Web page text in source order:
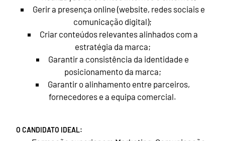
Gerir a presença online (website, redes sociais e
comunicação digital);
Criar conteúdos relevantes alinhados com a
estratégia da marca;
Garantir a consistência da identidade e
posicionamento da marca;
Garantir o alinhamento entre parceiros,
fornecedores e a equipa comercial.
O CANDIDATO IDEAL: